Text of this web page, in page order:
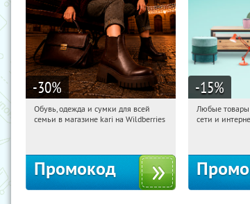
-30%
02:36:36 Получили:
Обувь, одежда и сумки для всей
семьи в магазине kari на Wildberries
Промокод
-15%
02:36:36
Любые товары
сети и